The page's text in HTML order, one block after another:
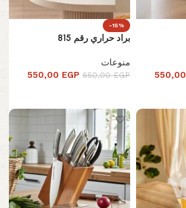
550,00
-15%
براد حراري رقم 815
منوعات
650,00EGP
550,00 EGP